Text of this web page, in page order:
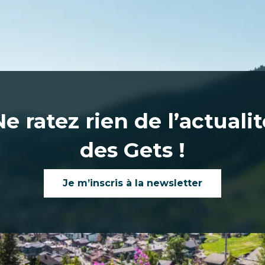
ratez rien de
des Gets !
Je m’inscris à la newsletter